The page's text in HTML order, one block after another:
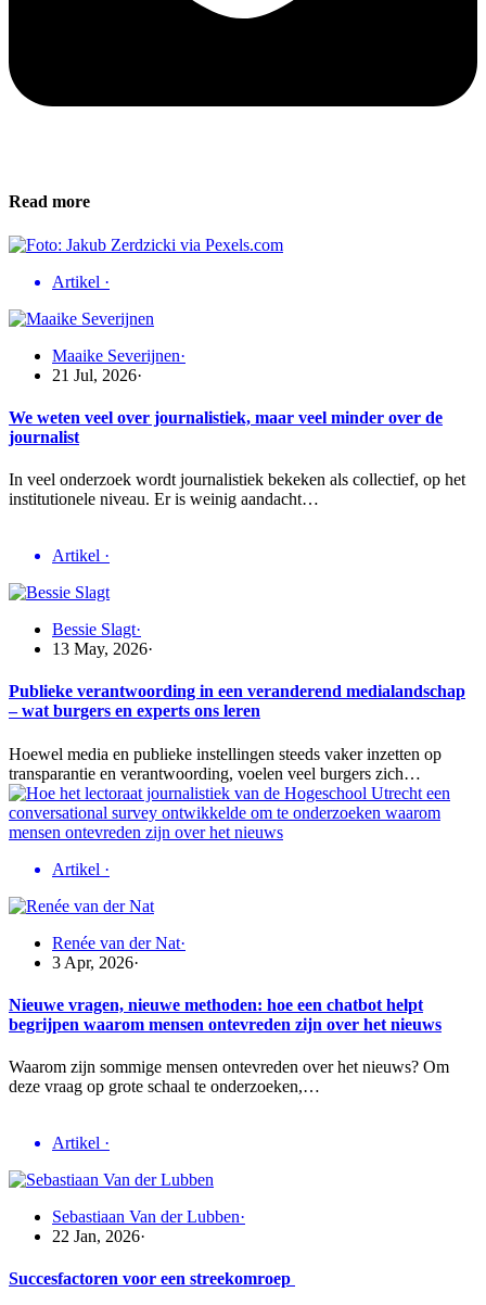
Read more
Artikel ·
Maaike Severijnen·
21 Jul, 2026·
We weten veel over journalistiek, maar veel minder over de
journalist
In veel onderzoek wordt journalistiek bekeken als collectief, op het
institutionele niveau. Er is weinig aandacht…
Artikel ·
Bessie Slagt·
13 May, 2026·
Publieke verantwoording in een veranderend medialandschap
– wat burgers en experts ons leren
Hoewel media en publieke instellingen steeds vaker inzetten op
transparantie en verantwoording, voelen veel burgers zich…
Artikel ·
Renée van der Nat·
3 Apr, 2026·
Nieuwe vragen, nieuwe methoden: hoe een chatbot helpt
begrijpen waarom mensen ontevreden zijn over het nieuws
Waarom zijn sommige mensen ontevreden over het nieuws? Om
deze vraag op grote schaal te onderzoeken,…
Artikel ·
Sebastiaan Van der Lubben·
22 Jan, 2026·
Succesfactoren voor een streekomroep